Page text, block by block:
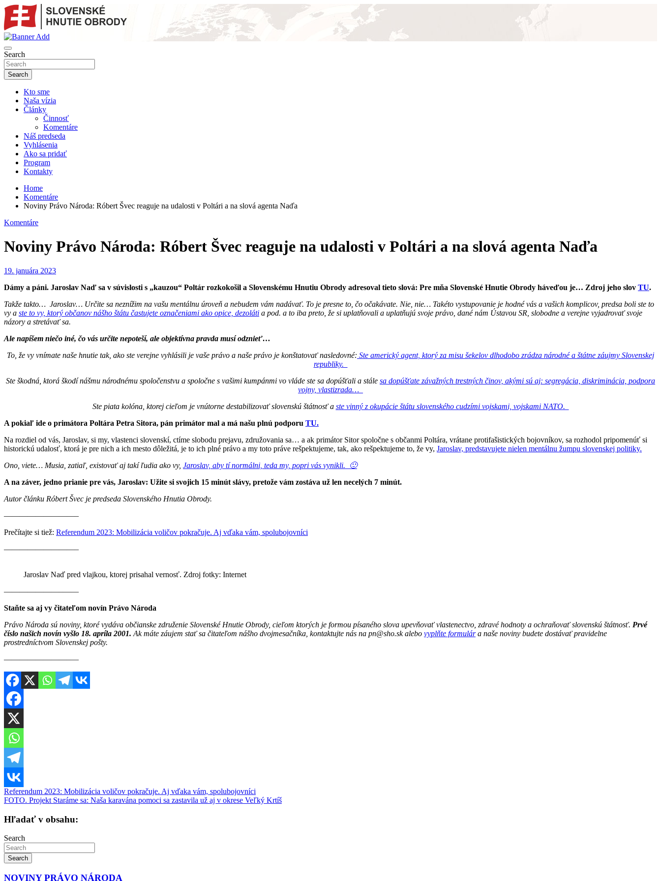
Skip
to
content
SLOVENSKÉ HNUTIE OBRODY
Search
Search
Kto sme
Naša vízia
Články
Činnosť
Komentáre
Náš predseda
Vyhlásenia
Ako sa pridať
Program
Kontakty
Home
Komentáre
Noviny Právo Národa: Róbert Švec reaguje na udalosti v Poltári a na slová agenta Naďa
Komentáre
Noviny Právo Národa: Róbert Švec reaguje na udalosti v Poltári a na slová agenta Naďa
19. januára 2023
Dámy a páni. Jaroslav Naď sa v súvislosti s „kauzou“ Poltár rozkokošil a Slovenskému Hnutiu Obrody adresoval tieto slová: Pre mňa Slovenské Hnutie Obrody háveďou je… Zdroj jeho slov TU.
Takže takto… Jaroslav… Určite sa neznížim na vašu mentálnu úroveň a nebudem vám nadávať. To je presne to, čo očakávate. Nie, nie… Takéto vystupovanie je hodné vás a vašich komplicov, predsa boli ste to
vy a ste to vy, ktorý občanov nášho štátu častujete označeniami ako opice, dezoláti a pod. a to iba preto, že si uplatňovali a uplatňujú svoje právo, dané nám Ústavou SR, slobodne a verejne vyjadrovať svoje
názory a stretávať sa.
Ale napíšem niečo iné, čo vás určite nepoteší, ale objektívna pravda musí odznieť…
To, že vy vnímate naše hnutie tak, ako ste verejne vyhlásili je vaše právo a naše právo je konštatovať nasledovné: Ste americký agent, ktorý za misu šekelov dlhodobo zrádza národné a štátne záujmy Slovenskej
republiky.
Ste škodná, ktorá škodí nášmu národnému spoločenstvu a spoločne s vašimi kumpánmi vo vláde ste sa dopúšťali a stále sa dopúšťate závažných trestných činov, akými sú aj: segregácia, diskriminácia, podpora
vojny, vlastizrada…
Ste piata kolóna, ktorej cieľom je vnútorne destabilizovať slovenskú štátnosť a ste vinný z okupácie štátu slovenského cudzími vojskami, vojskami NATO.
A pokiaľ ide o primátora Poltára Petra Sitora, pán primátor mal a má našu plnú podporu TU.
Na rozdiel od vás, Jaroslav, si my, vlastenci slovenskí, ctíme slobodu prejavu, združovania sa… a ak primátor Sitor spoločne s občanmi Poltára, vrátane protifašistických bojovníkov, sa rozhodol pripomenúť si
historickú udalosť, ktorá je pre nich a ich mesto dôležitá, je to ich plné právo a my toto práve rešpektujeme, tak, ako rešpektujeme to, že vy, Jaroslav, predstavujete nielen mentálnu žumpu slovenskej politiky.
Ono, viete… Musia, zatiaľ, existovať aj takí ľudia ako vy, Jaroslav, aby tí normálni, teda my, popri vás vynikli. 🙂
A na záver, jedno prianie pre vás, Jaroslav: Užite si svojich 15 minút slávy, pretože vám zostáva už len necelých 7 minút.
Autor článku Róbert Švec je predseda Slovenského Hnutia Obrody.
—————————–
Prečítajte si tiež: Referendum 2023: Mobilizácia voličov pokračuje. Aj vďaka vám, spolubojovníci
—————————–
Jaroslav Naď pred vlajkou, ktorej prisahal vernosť. Zdroj fotky: Internet
———————–——
Staňte sa aj vy čitateľom novín Právo Národa
Právo Národa sú noviny, ktoré vydáva občianske združenie Slovenské Hnutie Obrody, cieľom ktorých je formou písaného slova upevňovať vlastenectvo, zdravé hodnoty a ochraňovať slovenskú štátnosť. Prvé
číslo našich novín vyšlo 18. apríla 2001. Ak máte záujem stať sa čitateľom nášho dvojmesačníka, kontaktujte nás na pn@sho.sk alebo vyplňte formulára naše noviny budete dostávať pravidelne
prostredníctvom Slovenskej pošty.
————————–—
Navigácia
v
článku
Referendum 2023: Mobilizácia voličov pokračuje. Aj vďaka vám, spolubojovníci
FOTO. Projekt Staráme sa: Naša karavána pomoci sa zastavila už aj v okrese Veľký Krtíš
Hľadať v obsahu:
Search
Search
NOVINY PRÁVO NÁRODA